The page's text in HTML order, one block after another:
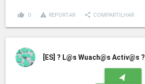
thumb_up 0 report_problem REPORTAR share COMPARTILHAR
[ES] ? L@s Wuach@s Activ@s ?
navigation